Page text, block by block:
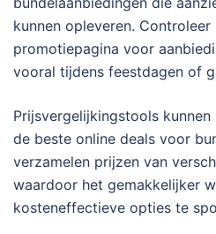
kunnen opleveren.
promotiepagina voor
vooral tijdens feestdagen of
Prijsvergelijkingstools
de beste online deals voor
verzamelen prijzen van
waardoor het gemakkelijker
kosteneffectieve opties te